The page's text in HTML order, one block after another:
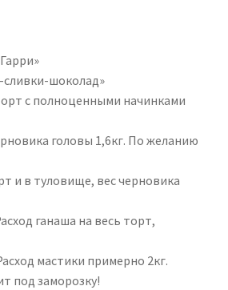
сливки-шоколад»
с полноценными начинками
головы 1,6кг. По желанию
и в туловище, вес черновика
ганаша на весь торт,
мастики примерно 2кг.
под заморозку!